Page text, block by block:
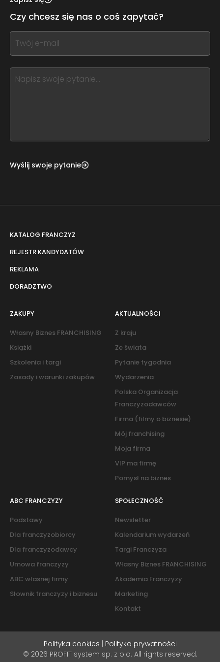
this
form
field
blank
Czy chcesz się nas o coś zapytać?
If
you
this,
leave
Wyślij swoje pytanie
KATALOG FRANCZYZ
REJESTR KANDYDATÓW
REKLAMA
DORADZTWO
ZAKUPY
Własny Biznes FRANCHISING
Książki
Szkolenia i targi
Zasady i warunki zakupów
AKTUALNOŚCI
Z kraju
Ze świata
Pytanie tygodnia
Wydarzenia
Polska Organizacja
Franczyzodawców
Firma (filmy o biznesie)
Mój franchising
Moja firma
VIP ma firmę
Pomysł na biznes
ABC FRANCZYZY
Podstawy
Dla franczyzobiorcy
Dla franczyzodawcy
Umowa franczyzy
ABC własnej firmy
Słownik franczyzy i biznesu
SPOŁECZNOŚĆ
Newsletter
Kalendarium wydarzeń
Targi Franczyza
Własny Biznes FRANCHISING
Akademia Franczyzy
Marketing
Kontakt
Polityka cookies | Polityka prywatności
© 2026 PROFIT system sp. z o.o. All rights reserved.